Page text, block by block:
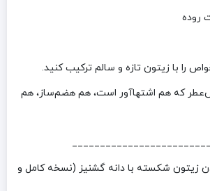
روده
را با زیتون تازه و سالم ترکیب کنید.
که هم اشتهاآور است، هم هضم‌ساز، هم
زیتون شکسته با دانه گشنیز (نسخه کامل و